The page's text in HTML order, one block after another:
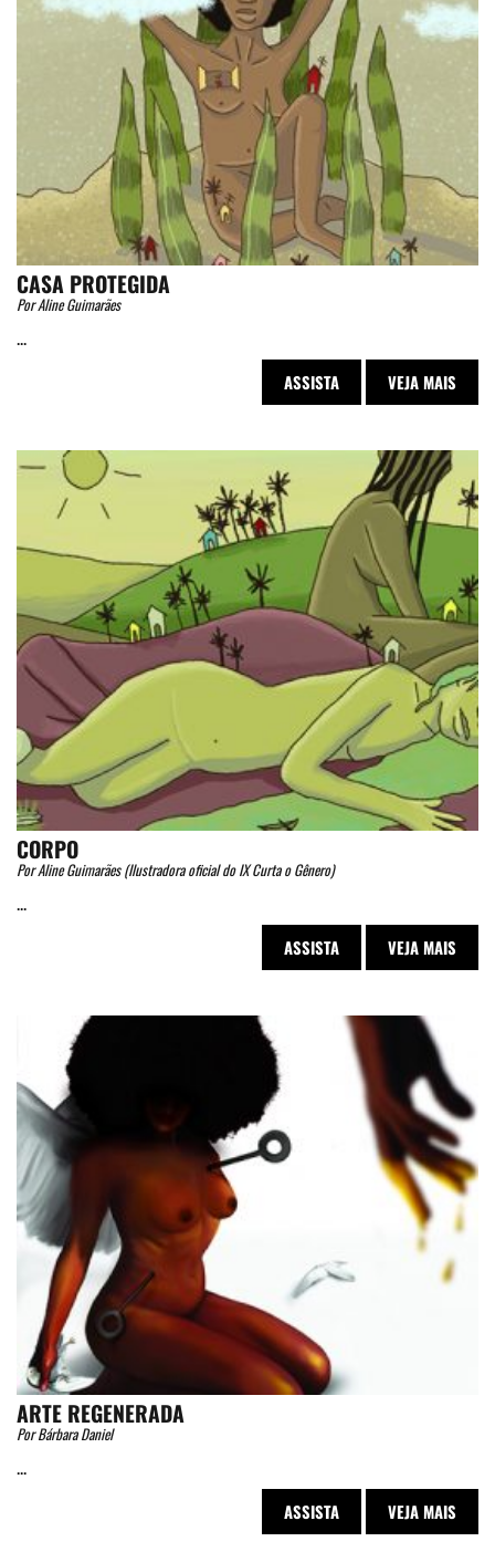
CASA PROTEGIDA
Por Aline Guimarães
...
ASSISTA VEJA MAIS
CORPO
Por Aline Guimarães (Ilustradora oficial do IX Curta o Gênero)
...
ASSISTA VEJA MAIS
ARTE REGENERADA
Por Bárbara Daniel
...
ASSISTA VEJA MAIS